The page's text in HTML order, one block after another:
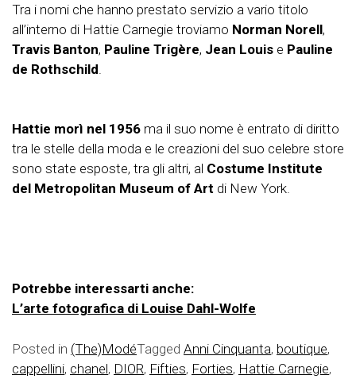
Tra i nomi che hanno prestato servizio a vario titolo
all’interno di Hattie Carnegie troviamo Norman Norell,
Travis Banton, Pauline Trigère, Jean Louis e Pauline
de Rothschild
Hattie morì nel 1956 ma il suo nome è entrato di diritto
tra le stelle della moda e le creazioni del suo celebre store
sono state esposte, tra gli altri, al Costume Institute
del Metropolitan Museum of Art di New York.
Potrebbe interessarti anche:
L’arte fotografica di Louise Dahl-Wolfe
Posted in (The)ModéTagged Anni Cinquanta, boutique,
cappellini, chanel, DIOR, Fifties, Forties, Hattie Carnegie,